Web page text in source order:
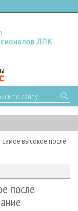
высокое после
после